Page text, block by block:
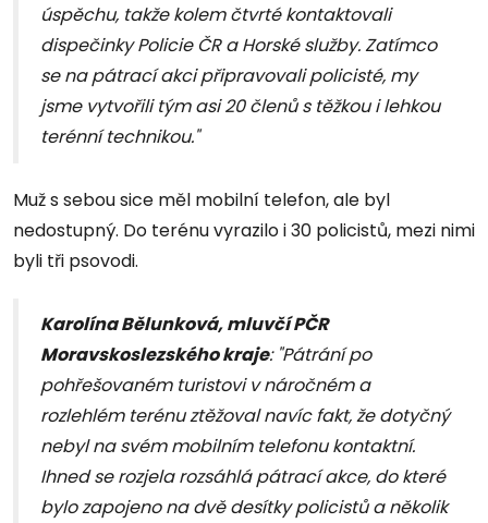
úspěchu, takže kolem čtvrté kontaktovali
dispečinky Policie ČR a Horské služby. Zatímco
se na pátrací akci připravovali policisté, my
jsme vytvořili tým asi 20 členů s těžkou i lehkou
terénní technikou."
Muž s sebou sice měl mobilní telefon, ale byl
nedostupný. Do terénu vyrazilo i 30 policistů, mezi nimi
byli tři psovodi.
Karolína Bělunková, mluvčí PČR
Moravskoslezského kraje: "Pátrání po
pohřešovaném turistovi v náročném a
rozlehlém terénu ztěžoval navíc fakt, že dotyčný
nebyl na svém mobilním telefonu kontaktní.
Ihned se rozjela rozsáhlá pátrací akce, do které
bylo zapojeno na dvě desítky policistů a několik